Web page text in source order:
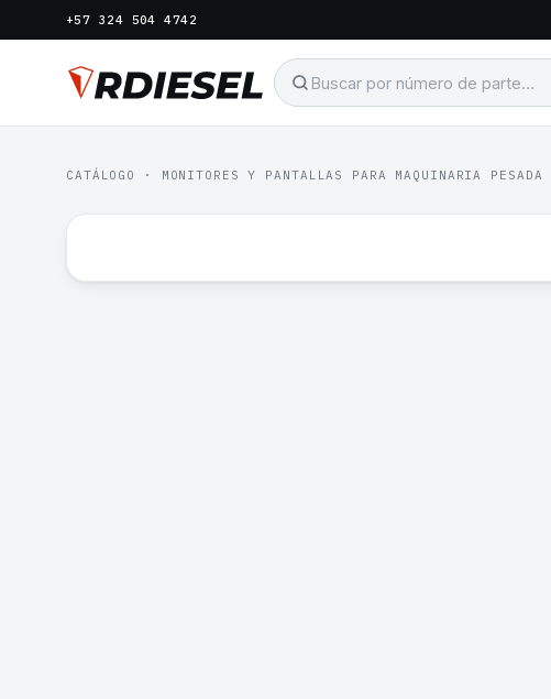
+57 324 504 4742
CATÁLOGO · MONITORES Y PANTALLAS PARA MAQUINARIA PESADA